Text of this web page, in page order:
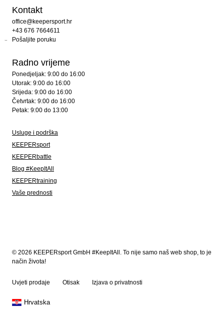
Kontakt
office@keepersport.hr
+43 676 7664611
Pošaljite poruku
Radno vrijeme
Ponedjeljak: 9:00 do 16:00
Utorak: 9:00 do 16:00
Srijeda: 9:00 do 16:00
Četvrtak: 9:00 do 16:00
Petak: 9:00 do 13:00
Usluge i podrška
KEEPERsport
KEEPERbattle
Blog #KeepItAll
KEEPERtraining
Vaše prednosti
© 2026 KEEPERsport GmbH #KeepItAll. To nije samo naš web shop, to je
način života!
Uvjeti prodaje Otisak Izjava o privatnosti
Hrvatska